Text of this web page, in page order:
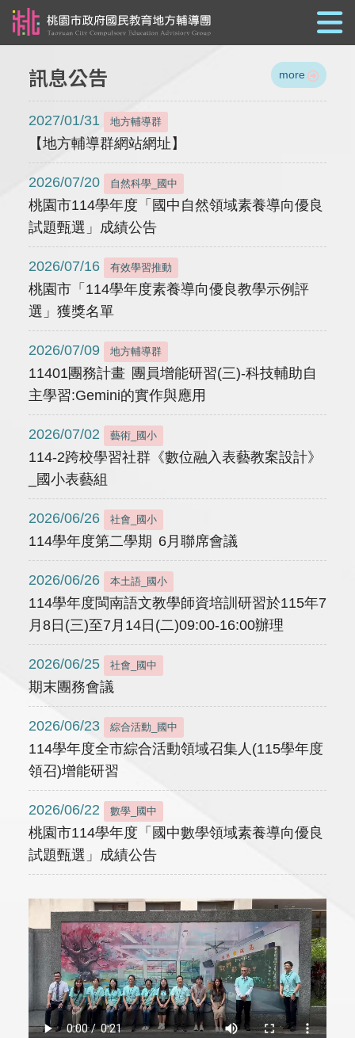
訊息公告 more
2027/01/31 地方輔導群
【地方輔導群網站網址】
2026/07/20 自然科學_國中
桃園市114學年度「國中自然領域素養導向優良
試題甄選」成績公告
2026/07/16 有效學習推動
桃園市「114學年度素養導向優良教學示例評
選」獲獎名單
2026/07/09 地方輔導群
11401團務計畫 團員增能研習(三)-科技輔助自
主學習:Gemini的實作與應用
2026/07/02 藝術_國小
114-2跨校學習社群《數位融入表藝教案設計》
_國小表藝組
2026/06/26 社會_國小
114學年度第二學期 6月聯席會議
2026/06/26 本土語_國小
114學年度閩南語文教學師資培訓研習於115年7
月8日(三)至7月14日(二)09:00-16:00辦理
2026/06/25 社會_國中
期末團務會議
2026/06/23 綜合活動_國中
114學年度全市綜合活動領域召集人(115學年度
領召)增能研習
2026/06/22 數學_國中
桃園市114學年度「國中數學領域素養導向優良
試題甄選」成績公告